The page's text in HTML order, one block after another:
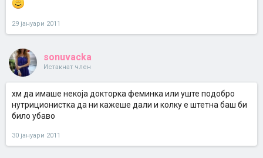
29 јануари 2011
sonuvacka
Истакнат член
хм да имаше некоја докторка феминка или уште подобро
нутриционистка да ни кажеше дали и колку е штетна баш би
било убаво
30 јануари 2011